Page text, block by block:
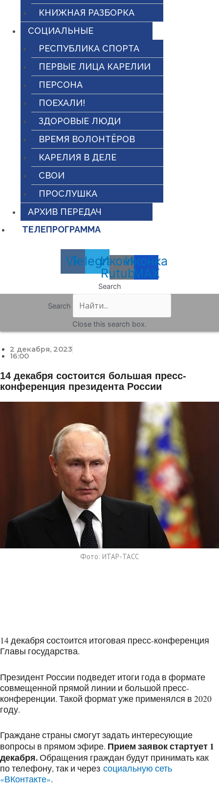
КНИЖНАЯ РАЗБОРКА
СОЦИАЛЬНЫЕ
РЕСПУБЛИКА СПОРТА
ПЕРВЫЕ ЛИЦА КАРЕЛИИ
ПЕРСОНА
ПОЕХАЛИ!
ЗДОРОВЫЕ ЛЮДИ
ВРЕМЯ ВОЛОНТЁРОВ
КАРЕЛИЯ В ДЕЛЕ
СВОИ
ПРОСЛУШКА
АРХИВ ПЕРЕДАЧ
ТЕЛЕПРОГРАММА
Vk
Telegram
Иконка
Rutube
Иконка
MAX
Search
Search
Close this search box.
2 декабря, 2023
16:00
14 декабря состоится большая пресс-
конференция президента России
Фото: ИТАР-ТАСС
14 декабря состоится итоговая пресс-конференция
Главы государства.
Президент России подведет итоги года в формате
совмещенной прямой линии и большой пресс-
конференции. Такой формат уже применялся в 2020
году.
Граждане страны смогут задать интересующие
вопросы в прямом эфире. Прием заявок стартует 1
декабря.Обращения граждан будут принимать как
по телефону, так и через социальную сеть
«ВКонтакте».